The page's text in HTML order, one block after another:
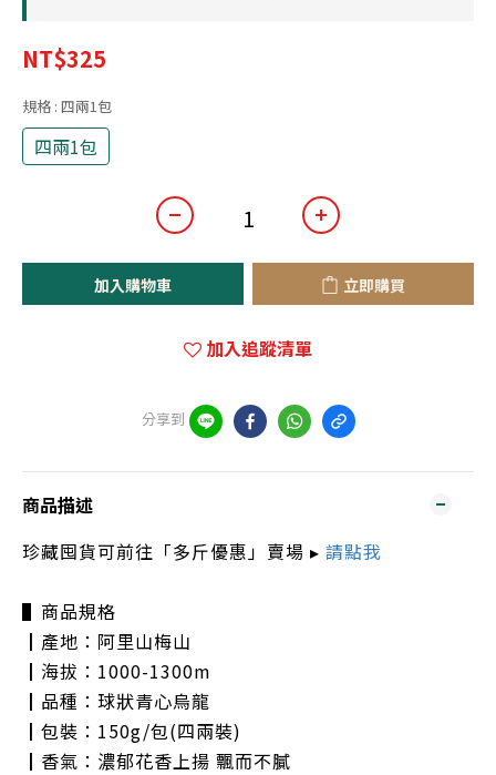
NT$325
規格 : 四兩1包
四兩1包
加入購物車 立即購買
加入追蹤清單
分享到
商品描述
珍藏囤貨可前往「多斤優惠」賣場 ▸ 請點我
▌商品規格
┃產地：阿里山梅山
┃海拔：1000-1300m
┃品種：球狀青心烏龍
┃包裝：150g/包(四兩裝)
┃香氣：濃郁花香上揚 飄而不膩